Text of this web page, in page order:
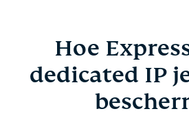
Hoe
dedicated IP